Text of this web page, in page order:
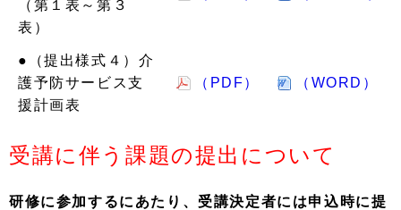
（第１表～第３
表）
●（提出様式４）介
護予防サービス支
援計画表
（PDF） （WORD）
受講に伴う課題の提出について
研修に参加するにあたり、受講決定者には申込時に提